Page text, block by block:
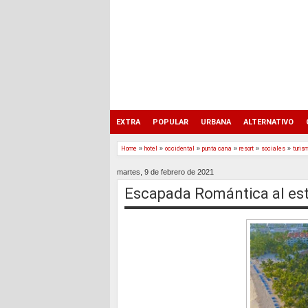
EXTRA POPULAR URBANA ALTERNATIVO
Home » hotel » occidental » punta cana » resort » sociales »
martes, 9 de febrero de 2021
Escapada Romántica al